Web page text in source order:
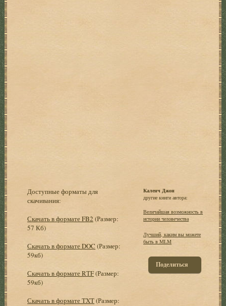
Доступные форматы для
скачивания:
Скачать в формате FB2 (Размер:
57 Кб)
Скачать в формате DOC (Размер:
59кб)
Скачать в формате RTF(Размер:
59кб)
Скачать в формате TXT(Размер:
Каленч Джон
другие книги автора:
Величайшая возможность в
истории человечества
Лучший, каким вы можете
быть в MLM
Поделиться